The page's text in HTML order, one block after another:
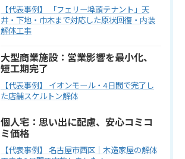
【代表事例】 「フェリー埠頭テナント」天
井・下地・巾木まで対応した原状回復・内装
解体工事
大型商業施設：営業影響を最小化、
短工期完了
【代表事例】 イオンモール・4日間で完了し
た店舗スケルトン解体
個人宅：思い出に配慮、安心コミコ
ミ価格
【代表事例】 名古屋市西区｜木造家屋の解体